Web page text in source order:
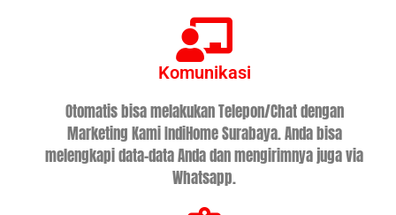
Komunikasi
Otomatis bisa melakukan Telepon/Chat dengan
Marketing Kami IndiHome Surabaya. Anda bisa
melengkapi data-data Anda dan mengirimnya juga via
Whatsapp.